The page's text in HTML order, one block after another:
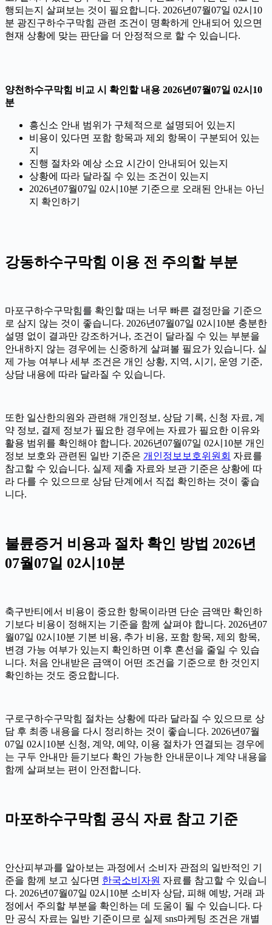
행되는지 살펴보는 것이 필요합니다. 2026년07월07일 02시10
분 광진구하수구막힘 관련 조건이 명확하게 안내되어 있으면
현재 상황에 맞는 판단을 더 안정적으로 할 수 있습니다.
양천하수구막힘 비교 시 확인할 내용 2026년07월07일 02시10
분
흥신소 안내 범위가 구체적으로 설명되어 있는지
비용이 있다면 포함 항목과 제외 항목이 구분되어 있는
지
진행 절차와 예상 소요 시간이 안내되어 있는지
상황에 따라 달라질 수 있는 조건이 있는지
2026년07월07일 02시10분 기준으로 오래된 안내는 아닌
지 확인하기
강동하수구막힘 이용 전 주의할 부분
마포구하수구막힘를 확인할 때는 너무 빠른 결정만을 기준으
로 삼지 않는 것이 좋습니다. 2026년07월07일 02시10분 충분한
설명 없이 결과만 강조하거나, 조건이 달라질 수 있는 부분을
안내하지 않는 경우에는 신중하게 살펴볼 필요가 있습니다. 실
제 가능 여부나 세부 조건은 개인 상황, 지역, 시기, 운영 기준,
상담 내용에 따라 달라질 수 있습니다.
또한 일산한의원와 관련해 개인정보, 상담 기록, 신청 자료, 계
약 정보, 결제 정보가 필요한 경우에는 자료가 필요한 이유와
활용 범위를 확인해야 합니다. 2026년07월07일 02시10분 개인
정보 보호와 관련된 일반 기준은 개인정보보호위원회 자료를
참고할 수 있습니다. 실제 제출 자료와 보관 기준은 상황에 따
라 다를 수 있으므로 상담 단계에서 직접 확인하는 것이 좋습
니다.
불륜증거 비용과 절차 확인 방법 2026년
07월07일 02시10분
축구반티에서 비용이 중요한 항목이라면 단순 금액만 확인하
기보다 비용이 정해지는 기준을 함께 살펴야 합니다. 2026년07
월07일 02시10분 기본 비용, 추가 비용, 포함 항목, 제외 항목,
변경 가능 여부가 있는지 확인하면 이후 혼선을 줄일 수 있습
니다. 처음 안내받은 금액이 어떤 조건을 기준으로 한 것인지
확인하는 것도 중요합니다.
구로구하수구막힘 절차는 상황에 따라 달라질 수 있으므로 상
담 후 최종 내용을 다시 정리하는 것이 좋습니다. 2026년07월
07일 02시10분 신청, 계약, 예약, 이용 절차가 연결되는 경우에
는 구두 안내만 듣기보다 확인 가능한 안내문이나 계약 내용을
함께 살펴보는 편이 안전합니다.
마포하수구막힘 공식 자료 참고 기준
안산피부과를 알아보는 과정에서 소비자 관점의 일반적인 기
준을 함께 보고 싶다면 한국소비자원 자료를 참고할 수 있습니
다. 2026년07월07일 02시10분 소비자 상담, 피해 예방, 거래 과
정에서 주의할 부분을 확인하는 데 도움이 될 수 있습니다. 다
만 공식 자료는 일반 기준이므로 실제 sns마케팅 조건은 개별